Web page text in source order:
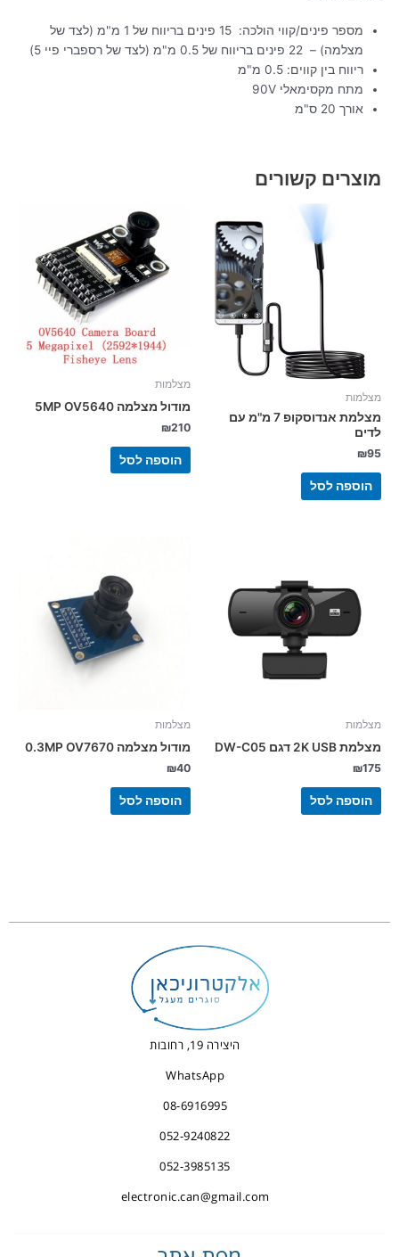
מספר פינים/קווי הולכה: 15 פינים בריווח של 1 מ"מ (לצד של
מצלמה) – 22 פינים בריווח של 0.5 מ"מ (לצד של רספברי פיי 5)
ריווח בין קווים: 0.5 מ"מ
מתח מקסימאלי 90V
אורך 20 ס"מ
מוצרים קשורים
מצלמות
מצלמת אנדוסקופ 7 מ"מ עם
לדים
₪95
הוספה לסל
מצלמות
מודול מצלמה 5MP OV5640
₪210
הוספה לסל
מצלמות
מצלמת 2K USB דגם DW-C05
₪175
הוספה לסל
מצלמות
מודול מצלמה 0.3MP OV7670
₪40
הוספה לסל
היצירה 19, רחובות
WhatsApp
08-6916995
052-9240822
052-3985135
electronic.can@gmail.com